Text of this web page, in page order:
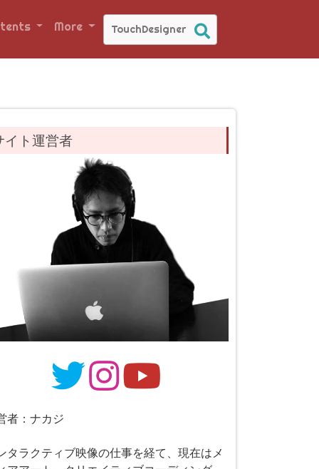
More
イト運営者
者：ナカジ
タラクティブ映像の仕事を経て、現在はメ